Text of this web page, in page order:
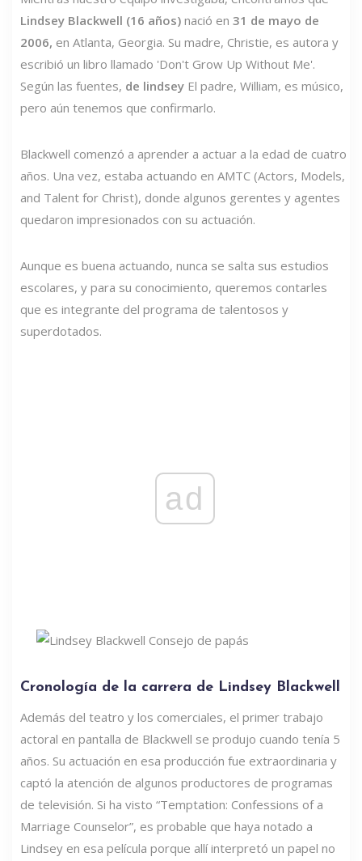
Lindsey Blackwell (16 años) nació en 31 de mayo de
2006, en Atlanta, Georgia. Su madre, Christie, es autora y
escribió un libro llamado 'Don't Grow Up Without Me'.
Según las fuentes, de lindsey El padre, William, es músico,
pero aún tenemos que confirmarlo.
Blackwell comenzó a aprender a actuar a la edad de cuatro
años. Una vez, estaba actuando en AMTC (Actors, Models,
and Talent for Christ), donde algunos gerentes y agentes
quedaron impresionados con su actuación.
Aunque es buena actuando, nunca se salta sus estudios
escolares, y para su conocimiento, queremos contarles
que es integrante del programa de talentosos y
superdotados.
ad
Cronología de la carrera de Lindsey Blackwell
Además del teatro y los comerciales, el primer trabajo
actoral en pantalla de Blackwell se produjo cuando tenía 5
años. Su actuación en esa producción fue extraordinaria y
captó la atención de algunos productores de programas
de televisión. Si ha visto “Temptation: Confessions of a
Marriage Counselor”, es probable que haya notado a
Lindsey en esa película porque allí interpretó un papel no